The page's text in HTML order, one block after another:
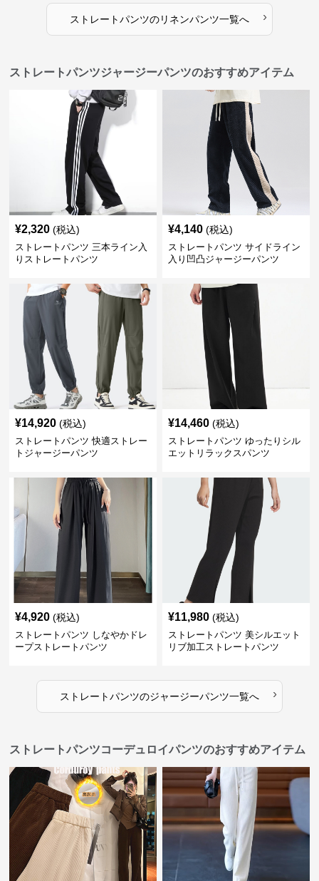
ストレートパンツのリネンパンツ一覧へ ›
ストレートパンツジャージーパンツのおすすめアイテム
¥2,320 (税込)
ストレートパンツ 三本ライン入
りストレートパンツ
¥4,140 (税込)
ストレートパンツ サイドライン
入り凹凸ジャージーパンツ
¥14,920 (税込)
ストレートパンツ 快適ストレー
トジャージーパンツ
¥14,460 (税込)
ストレートパンツ ゆったりシル
エットリラックスパンツ
¥4,920 (税込)
ストレートパンツ しなやかドレ
ープストレートパンツ
¥11,980 (税込)
ストレートパンツ 美シルエット
リブ加工ストレートパンツ
ストレートパンツのジャージーパンツ一覧へ ›
ストレートパンツコーデュロイパンツのおすすめアイテム